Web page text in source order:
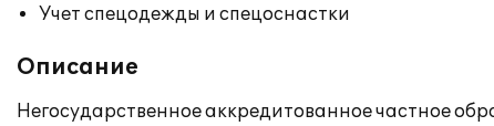
Учет спецодежды и спецоснастки
Описание
Негосударственное аккредитованное частное